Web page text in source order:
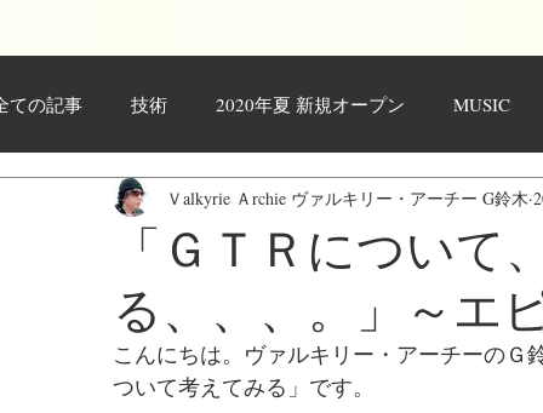
ての記事 技術 2020年夏 新規オープン MUSIC
作業工程・レポート 日々日記 お客様
「ＧＴＲについて
る、、、。」～エ
Ｖalkyrie Ａrchie ヴァルキリー・アーチー G鈴木
こんにちは。ヴァルキリー・アーチーの
ついて考えてみる」です。